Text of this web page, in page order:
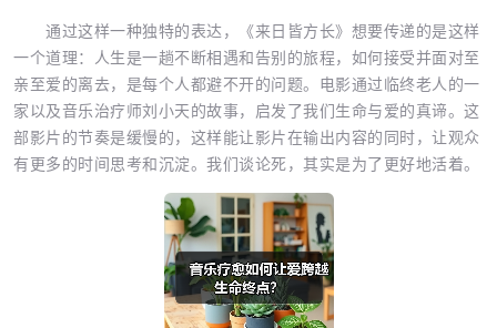
通过这样一种独特的表达，《来日皆方长》想要传递的是这样
一个道理：人生是一趟不断相遇和告别的旅程，如何接受并面对至
亲至爱的离去，是每个人都避不开的问题。电影通过临终老人的一
家以及音乐治疗师刘小天的故事，启发了我们生命与爱的真谛。这
部影片的节奏是缓慢的，这样能让影片在输出内容的同时，让观众
有更多的时间思考和沉淀。我们谈论死，其实是为了更好地活着。